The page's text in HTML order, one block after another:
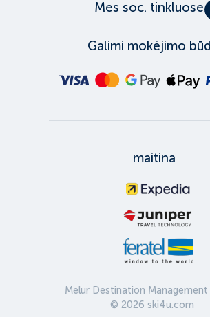
Mes soc. tinkluose
Galimi mokėjimo
Melur Destination Management
© 2026 ski4u.com
maitina